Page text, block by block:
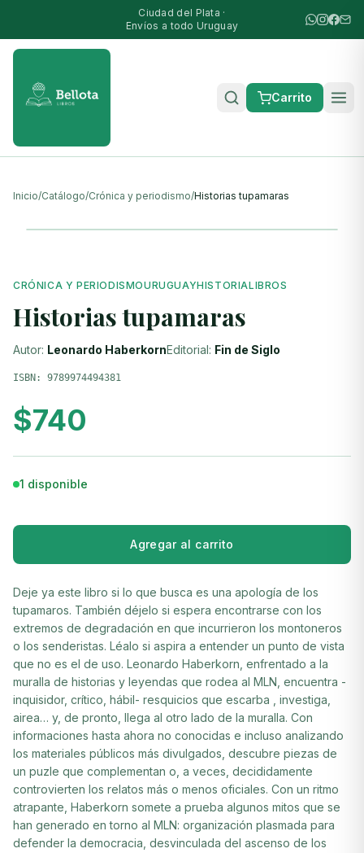
Ciudad del Plata ·
Envíos a todo Uruguay
Carrito
Inicio/Catálogo/Crónica y periodismo/Historias tupamaras
CRÓNICA Y PERIODISMOURUGUAYHISTORIALIBROS
Historias tupamaras
Autor: Leonardo HaberkornEditorial: Fin de Siglo
ISBN: 9789974494381
$740
1 disponible
Agregar al carrito
Deje ya este libro si lo que busca es una apología de los
tupamaros. También déjelo si espera encontrarse con los
extremos de degradación en que incurrieron los montoneros
o los senderistas. Léalo si aspira a entender un punto de vista
que no es el de uso. Leonardo Haberkorn, enfrentado a la
muralla de historias y leyendas que rodea al MLN, encuentra -
inquisidor, crítico, hábil- resquicios que escarba , investiga,
airea… y, de pronto, llega al otro lado de la muralla. Con
informaciones hasta ahora no conocidas e incluso analizando
los materiales públicos más divulgados, descubre piezas de
un puzle que complementan o, a veces, decididamente
controvierten los relatos más o menos oficiales. Con un ritmo
atrapante, Haberkorn somete a prueba algunos mitos que se
han generado en torno al MLN: organización plasmada para
defender la democracia, desvinculada del ascenso de los